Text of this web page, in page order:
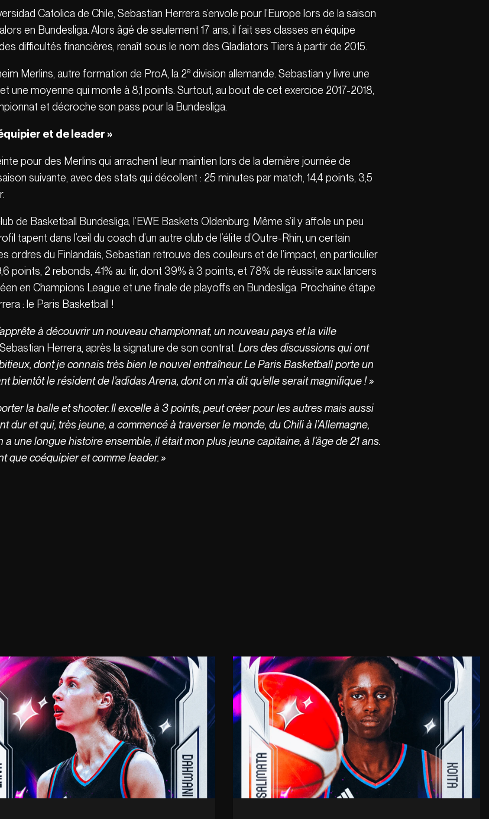
Catolica de Chile, Sebastian Herrera s’envole pour l’Europe lors de la saison
en Bundesliga. Alors âgé de seulement 17 ans, il fait ses classes en équipe
difficultés financières, renaît sous le nom des Gladiators Tiers à partir de 2015.
Merlins, autre formation de ProA, la 2e division allemande. Sebastian y livre une
moyenne qui monte à 8,1 points. Surtout, au bout de cet exercice 2017-2018,
et décroche son pass pour la Bundesliga.
et de leader »
pour des Merlins qui arrachent leur maintien lors de la dernière journée de
suivante, avec des stats qui décollent : 25 minutes par match, 14,4 points, 3,5
de Basketball Bundesliga, l’EWE Baskets Oldenburg. Même s’il y affole un peu
tapent dans l’œil du coach d’un autre club de l’élite d’Outre-Rhin, un certain
ordres du Finlandais, Sebastian retrouve des couleurs et de l’impact, en particulier
points, 2 rebonds, 41% au tir, dont 39% à 3 points, et 78% de réussite aux lancers
en Champions League et une finale de playoffs en Bundesliga. Prochaine étape
: le Paris Basketball !
à découvrir un nouveau championnat, un nouveau pays et la ville
Herrera, après la signature de son contrat. Lors des discussions qui ont
dont je connais très bien le nouvel entraîneur. Le Paris Basketball porte un
bientôt le résident de l’adidas Arena, dont on m’a dit qu’elle serait magnifique ! »
la balle et shooter. Il excelle à 3 points, peut créer pour les autres mais aussi
dur et qui, très jeune, a commencé à traverser le monde, du Chili à l’Allemagne,
une longue histoire ensemble, il était mon plus jeune capitaine, à l’âge de 21 ans.
que coéquipier et comme leader. »